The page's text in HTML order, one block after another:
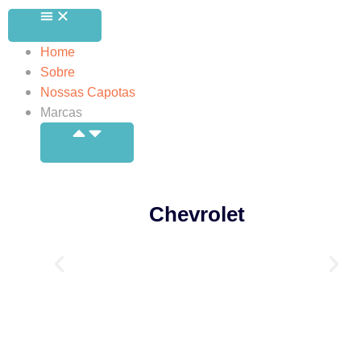
Home
Sobre
Nossas Capotas
Marcas
Chevrolet